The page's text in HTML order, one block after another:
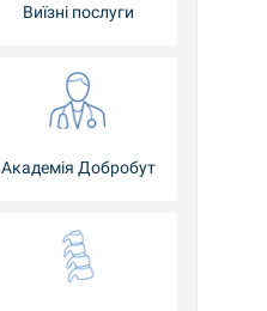
Виїзні послуги
Академія Добробут